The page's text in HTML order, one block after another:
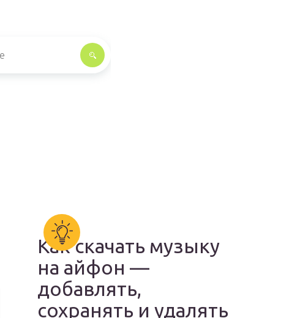
Как скачать музыку
на айфон —
добавлять,
сохранять и удалять